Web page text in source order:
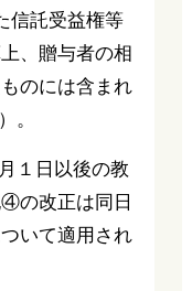
信託受益権等
、贈与者の相
のには含まれ
。
１日以後の教
の改正は同日
いて適用され